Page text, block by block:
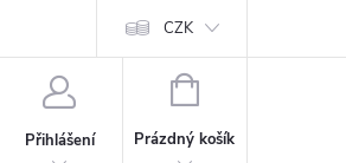
CZK
Přihlášení
NÁKUPNÍ
Prázdný košík